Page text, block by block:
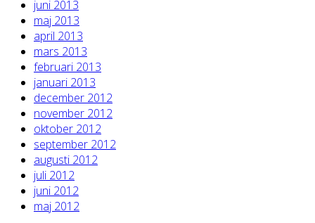
juni 2013
maj 2013
april 2013
mars 2013
februari 2013
januari 2013
december 2012
november 2012
oktober 2012
september 2012
augusti 2012
juli 2012
juni 2012
maj 2012